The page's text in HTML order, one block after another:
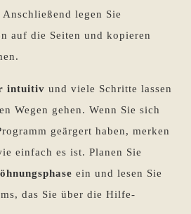
legen Sie
auf die Seiten und kopieren
intuitiv und viele Schritte lassen
Wegen gehen. Wenn Sie sich
geärgert haben, merken
einfach es ist. Planen Sie
ein und lesen Sie
das Sie über die Hilfe-